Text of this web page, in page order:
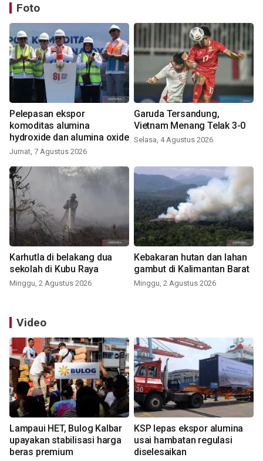
Foto
Pelepasan ekspor
komoditas alumina
hydroxide dan alumina oxide
Jumat, 7 Agustus 2026
Garuda Tersandung,
Vietnam Menang Telak 3-0
Selasa, 4 Agustus 2026
Karhutla di belakang dua
sekolah di Kubu Raya
Minggu, 2 Agustus 2026
Kebakaran hutan dan lahan
gambut di Kalimantan Barat
Minggu, 2 Agustus 2026
Video
Lampaui HET, Bulog Kalbar
upayakan stabilisasi harga
beras premium
KSP lepas ekspor alumina
usai hambatan regulasi
diselesaikan